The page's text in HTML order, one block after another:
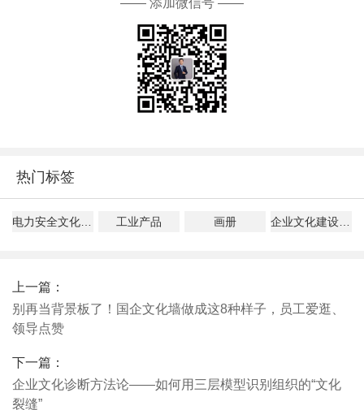
热门标签
工业产品 画册
上一篇：
别再当背景板了！国企文化墙做成这8种样子，员工爱逛、
领导点赞
下一篇：
企业文化诊断方法论——如何用三层模型识别组织的“文化
裂缝”